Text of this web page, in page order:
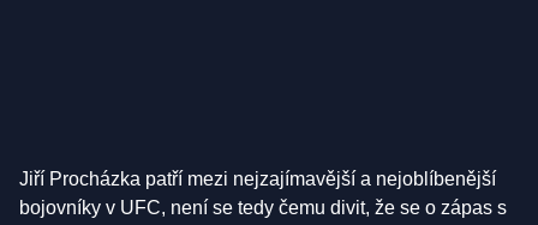
Jiří Procházka patří mezi nejzajímavější a nejoblíbenější
bojovníky v UFC, není se tedy čemu divit, že se o zápas s